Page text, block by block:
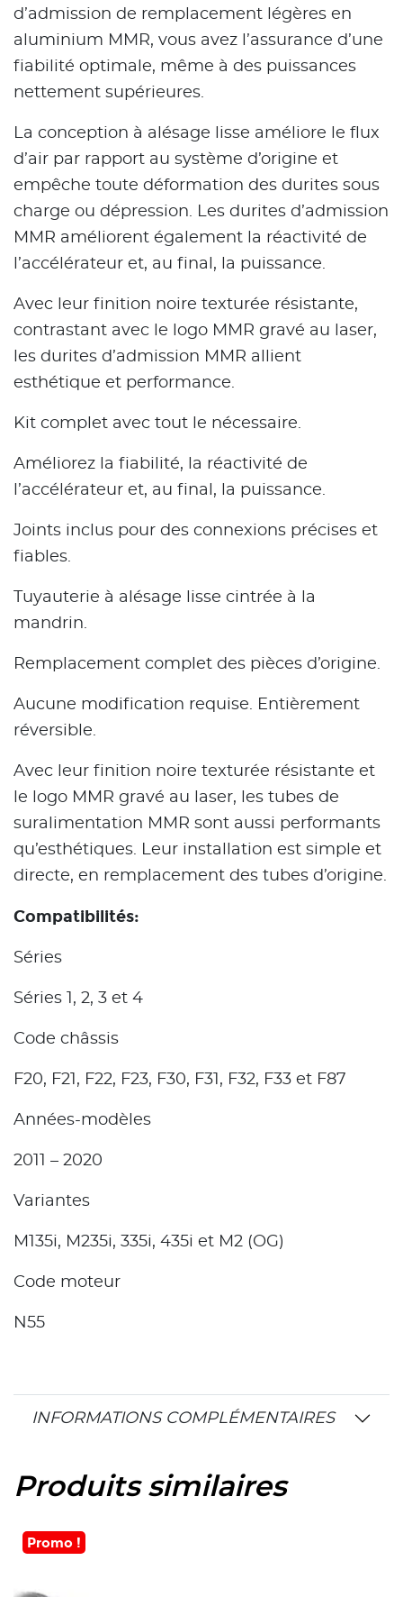
d’admission de remplacement légères en
aluminium MMR, vous avez l’assurance d’une
fiabilité optimale, même à des puissances
nettement supérieures.
La conception à alésage lisse améliore le flux
d’air par rapport au système d’origine et
empêche toute déformation des durites sous
charge ou dépression. Les durites d’admission
MMR améliorent également la réactivité de
l’accélérateur et, au final, la puissance.
Avec leur finition noire texturée résistante,
contrastant avec le logo MMR gravé au laser,
les durites d’admission MMR allient
esthétique et performance.
Kit complet avec tout le nécessaire.
Améliorez la fiabilité, la réactivité de
l’accélérateur et, au final, la puissance.
Joints inclus pour des connexions précises et
fiables.
Tuyauterie à alésage lisse cintrée à la
mandrin.
Remplacement complet des pièces d’origine.
Aucune modification requise. Entièrement
réversible.
Avec leur finition noire texturée résistante et
le logo MMR gravé au laser, les tubes de
suralimentation MMR sont aussi performants
qu’esthétiques. Leur installation est simple et
directe, en remplacement des tubes d’origine.
Compatibilités:
Séries
Séries 1, 2, 3 et 4
Code châssis
F20, F21, F22, F23, F30, F31, F32, F33 et F87
Années-modèles
2011 – 2020
Variantes
M135i, M235i, 335i, 435i et M2 (OG)
Code moteur
N55
INFORMATIONS COMPLÉMENTAIRES
Produits similaires
Promo !